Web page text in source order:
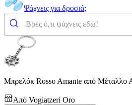
Ψάχνεις για δροσιά;
Μπρελόκ Rosso Amante από Μέταλλο
Από Vogiatzeri Oro